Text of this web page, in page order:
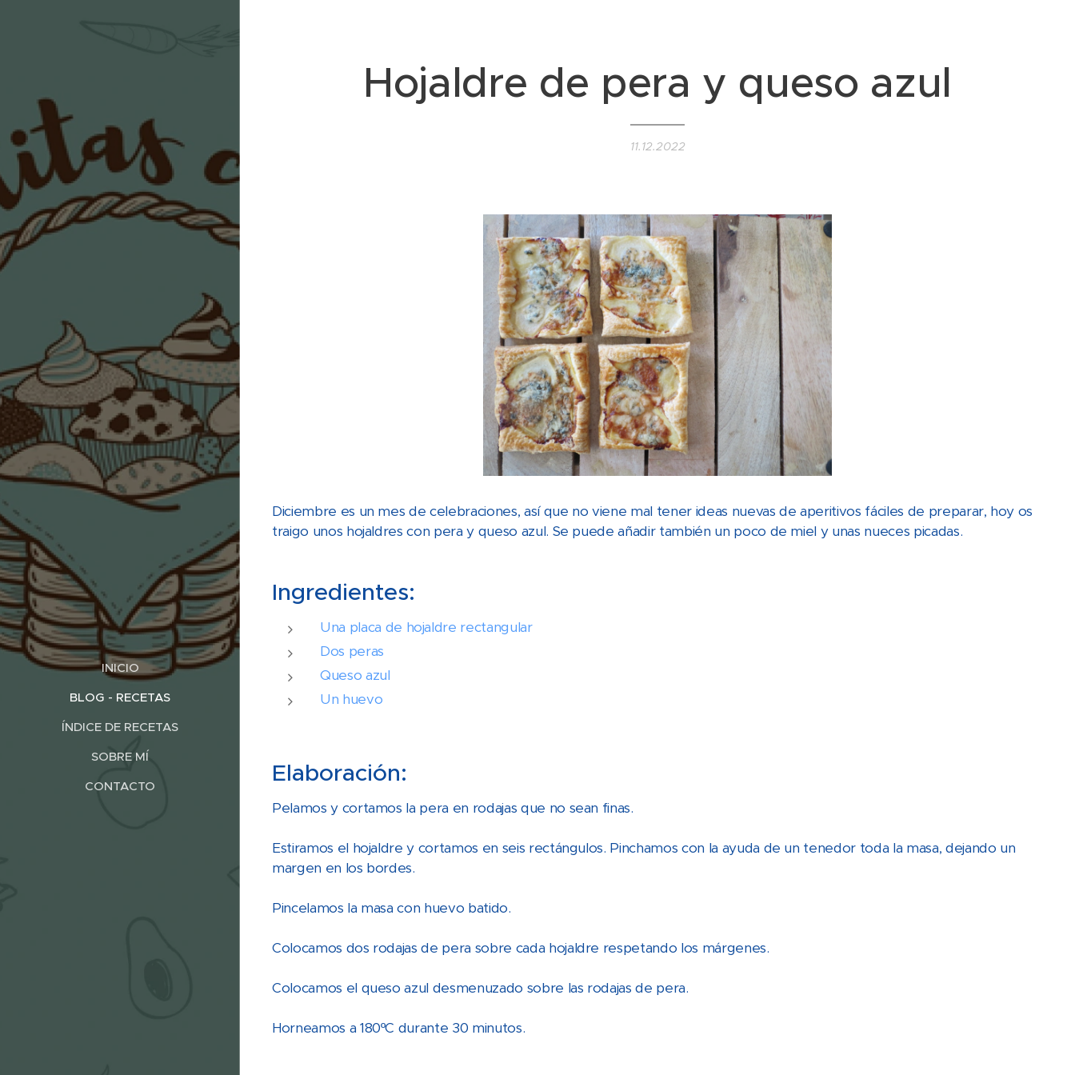
INICIO
BLOG - RECETAS
ÍNDICE DE RECETAS
SOBRE MÍ
CONTACTO
Hojaldre de pera y queso azul
11.12.2022
Diciembre es un mes de celebraciones, así que no viene mal tener ideas nuevas de aperitivos fáciles de preparar, hoy os
traigo unos hojaldres con pera y queso azul. Se puede añadir también un poco de miel y unas nueces picadas.
Ingredientes:
Una placa de hojaldre rectangular
Dos peras
Queso azul
Un huevo
Elaboración:
Pelamos y cortamos la pera en rodajas que no sean finas.
Estiramos el hojaldre y cortamos en seis rectángulos. Pinchamos con la ayuda de un tenedor toda la masa, dejando un
margen en los bordes.
Pincelamos la masa con huevo batido.
Colocamos dos rodajas de pera sobre cada hojaldre respetando los márgenes.
Colocamos el queso azul desmenuzado sobre las rodajas de pera.
Horneamos a 180ºC durante 30 minutos.